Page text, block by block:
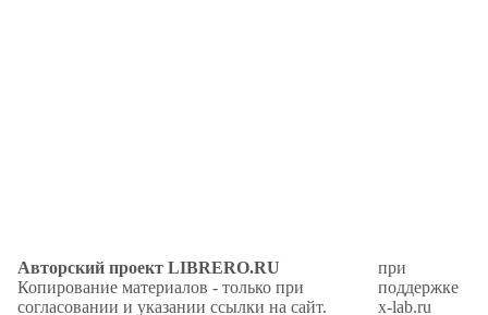
Авторский проект LIBRERO.RU
Копирование материалов - только при
согласовании и указании ссылки на сайт.
при
поддержке
x-lab.ru